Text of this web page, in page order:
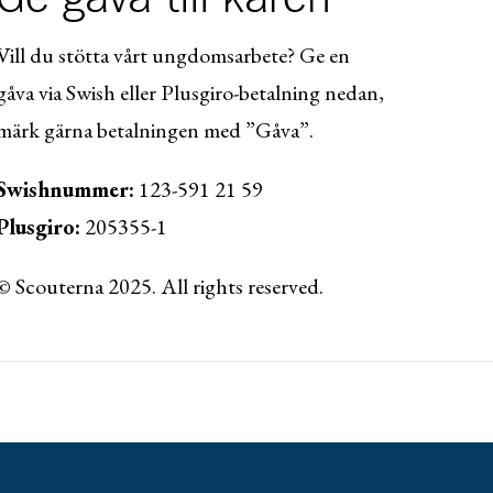
du stötta vårt ungdomsarbete? Ge en
via Swish eller Plusgiro-betalning nedan,
gärna betalningen med ”Gåva”.
123-591 21 59
205355-1
Scouterna 2025. All rights reserved.